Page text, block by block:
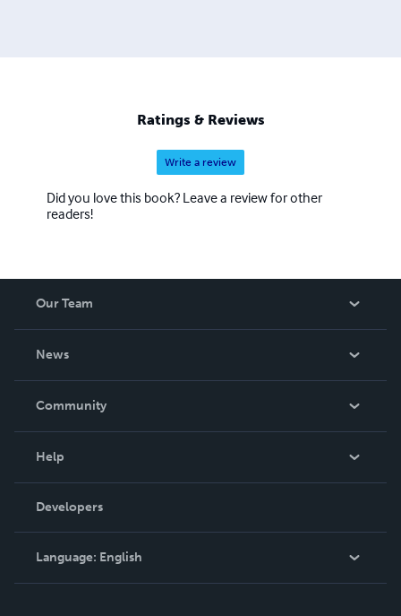
Ratings & Reviews
Write a review
Did you love this book? Leave a review for other
readers!
Our Team
News
In The News
Community
Podcast
Help
Order Lookup
Knowledge Base
Contact Support
Developers
Language: English